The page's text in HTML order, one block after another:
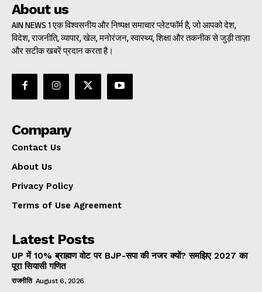
About us
AIN NEWS 1 एक विश्वसनीय और निष्पक्ष समाचार प्लेटफॉर्म है, जो आपको देश,
विदेश, राजनीति, व्यापार, खेल, मनोरंजन, स्वास्थ्य, शिक्षा और तकनीक से जुड़ी ताज़ा
और सटीक खबरें प्रदान करता है।
Company
Contact Us
About Us
Privacy Policy
Terms of Use Agreement
Latest Posts
UP में 10% ब्राह्मण वोट पर BJP-सपा की नजर क्यों? समझिए 2027 का
पूरा सियासी गणित
राजनीति August 6, 2026